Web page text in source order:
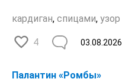
кардиган, спицами, узор
4 03.08.2026
Палантин «Ромбы»